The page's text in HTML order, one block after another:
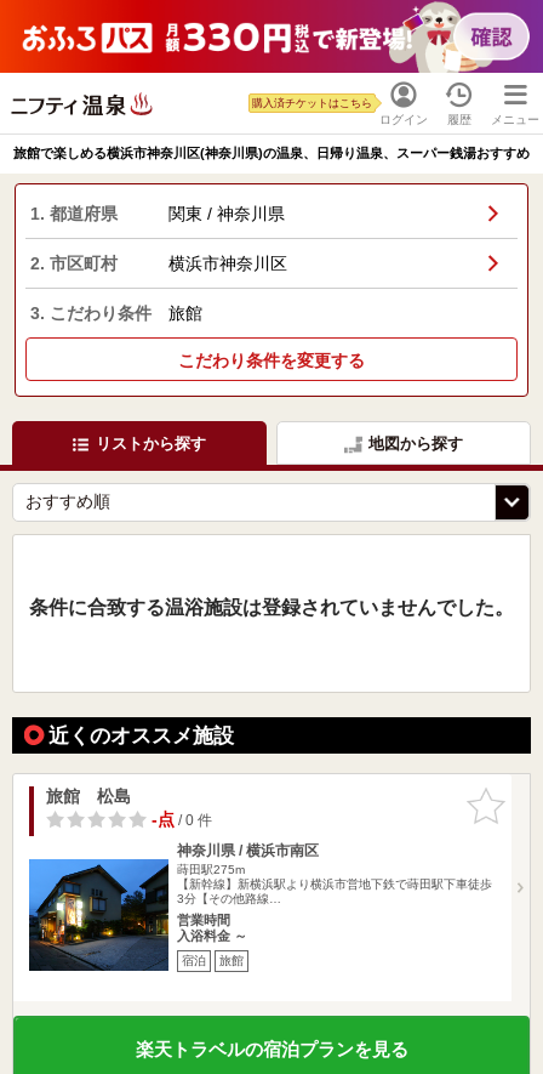
ログイン
購入済チケットはこちら
履歴 メニュー
旅館で楽しめる横浜市神奈川区(神奈川県)の温泉、日帰り温泉、スーパー銭湯おすすめ
1. 都道府県 関東 / 神奈川県
2. 市区町村 横浜市神奈川区
3. こだわり条件 旅館
こだわり条件を変更する
リストから探す 地図から探す
条件に合致する温浴施設は登録されていませんでした。
近くのオススメ施設
お気に入
りに追加
旅館 松島
-点/ 0 件
神奈川県 / 横浜市南区
蒔田駅275m
【新幹線】新横浜駅より横浜市営地下鉄で蒔田駅下車徒歩
3分【その他路線…
営業時間
入浴料金 ～
宿泊 旅館
楽天トラベルの宿泊プランを見る